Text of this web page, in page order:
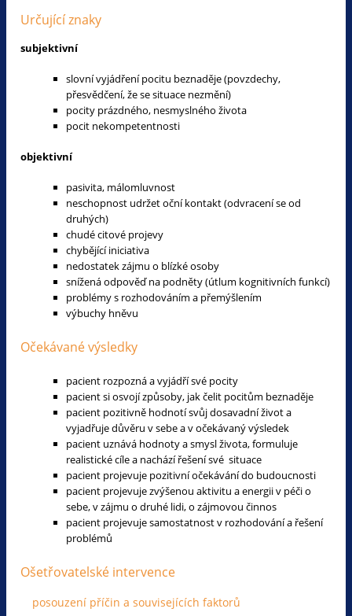
Určující znaky
subjektivní
slovní vyjádření pocitu beznaděje (povzdechy,
přesvědčení, že se situace nezmění)
pocity prázdného, nesmyslného života
pocit nekompetentnosti
objektivní
pasivita, málomluvnost
neschopnost udržet oční kontakt (odvracení se od
druhých)
chudé citové projevy
chybějící iniciativa
nedostatek zájmu o blízké osoby
snížená odpověď na podněty (útlum kognitivních funkcí)
problémy s rozhodováním a přemýšlením
výbuchy hněvu
Očekávané výsledky
pacient rozpozná a vyjádří své pocity
pacient si osvojí způsoby, jak čelit pocitům beznaděje
pacient pozitivně hodnotí svůj dosavadní život a
vyjadřuje důvěru v sebe a v očekávaný výsledek
pacient uznává hodnoty a smysl života, formuluje
realistické cíle a nachází řešení své situace
pacient projevuje pozitivní očekávání do budoucnosti
pacient projevuje zvýšenou aktivitu a energii v péči o
sebe, v zájmu o druhé lidi, o zájmovou činnos
pacient projevuje samostatnost v rozhodování a řešení
problémů
Ošetřovatelské intervence
posouzení příčin a souvisejících faktorů